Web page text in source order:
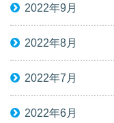
2022年9月
2022年8月
2022年7月
2022年6月